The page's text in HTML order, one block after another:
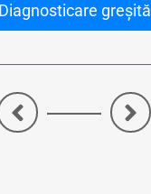
Diagnosticare greșită
<